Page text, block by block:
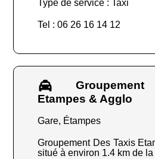
Type de service : Taxi
Tel : 06 26 16 14 12
Etampes & Agglo
Gare, Étampes
Groupement Des Taxis
situé à environ 1.4 km de la